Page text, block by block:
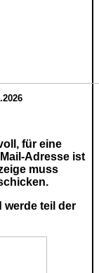
für eine
Adresse ist
muss
werde teil der